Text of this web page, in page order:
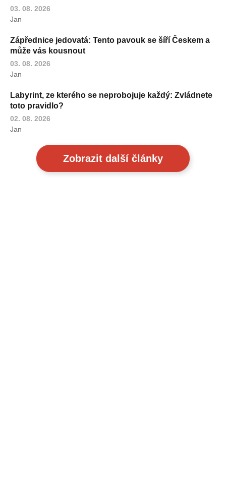
03. 08. 2026
Jan
Zápřednice jedovatá: Tento pavouk se šíří Českem a
může vás kousnout
03. 08. 2026
Jan
Labyrint, ze kterého se neprobojuje každý: Zvládnete
toto pravidlo?
02. 08. 2026
Jan
Zobrazit další články